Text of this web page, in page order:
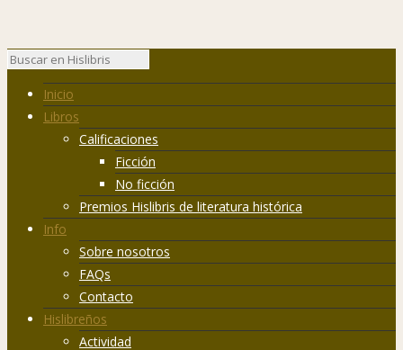
Inicio
Libros
Calificaciones
Ficción
No ficción
Premios Hislibris de literatura histórica
Info
Sobre nosotros
FAQs
Contacto
Hislibreños
Actividad